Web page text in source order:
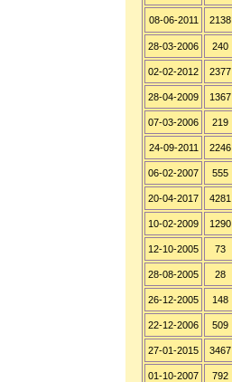
08-06-2011 2138
28-03-2006
240
02-02-2012 2377
28-04-2009 1367
07-03-2006 219
24-09-2011 2246
06-02-2007 555
20-04-2017 4281
10-02-2009 1290
12-10-2005 73
28-08-2005 28
26-12-2005 148
22-12-2006 509
27-01-2015 3467
01-10-2007 792